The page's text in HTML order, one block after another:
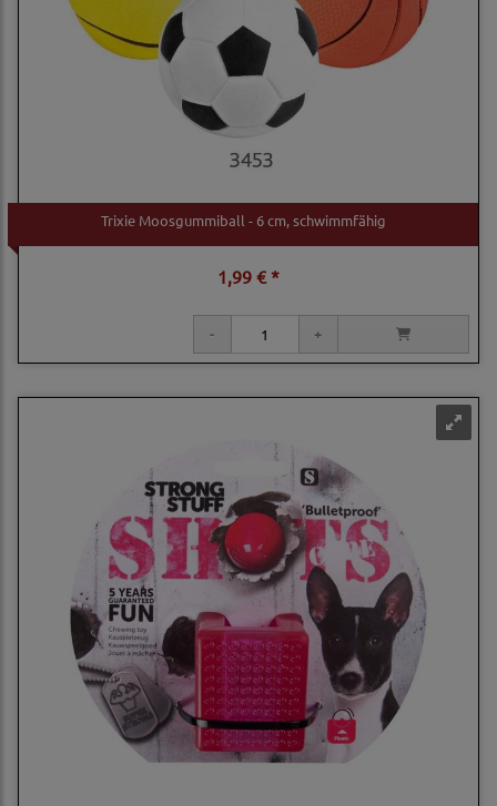
Trixie Moosgummiball - 6 cm, schwimmfähig
1,99 € *